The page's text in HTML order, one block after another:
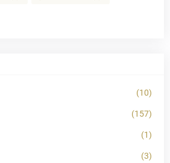
(10)
(157)
(1)
(3)